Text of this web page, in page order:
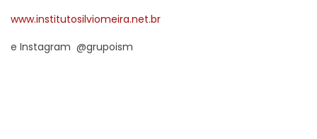
www.institutosilviomeira.net.br
e Instagram @grupoism